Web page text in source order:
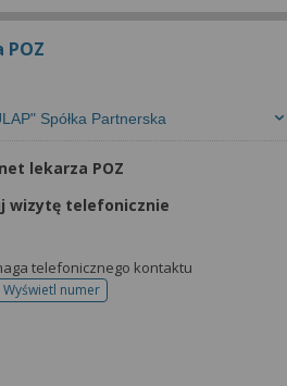
Spółka Partnerska
lekarza POZ
wizytę telefonicznie
telefonicznego kontaktu
Wyświetl numertelefonu do rejestracji